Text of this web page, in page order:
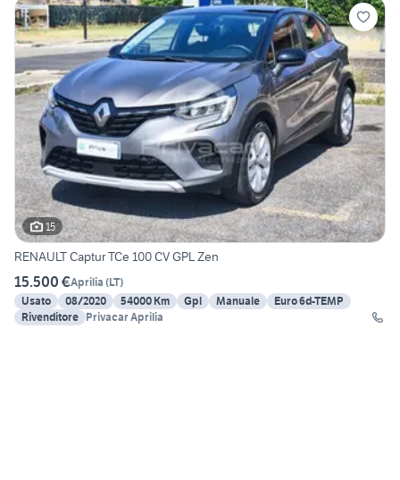
15
RENAULT Captur TCe 100 CV GPL Zen
15.500 €Aprilia (LT)
Usato
08/2020 54000 Km Gpl Manuale
Euro 6d-TEMP
Rivenditore Privacar Aprilia